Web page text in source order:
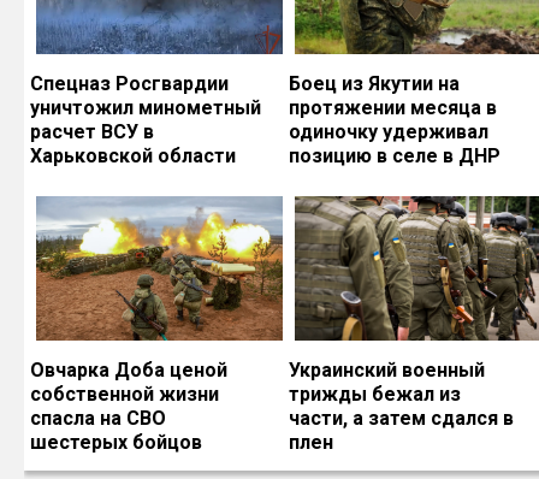
Спецназ Росгвардии
уничтожил минометный
расчет ВСУ в
Харьковской области
Боец из Якутии на
протяжении месяца в
одиночку удерживал
позицию в селе в ДНР
Овчарка Доба ценой
собственной жизни
спасла на СВО
шестерых бойцов
Украинский военный
трижды бежал из
части, а затем сдался в
плен